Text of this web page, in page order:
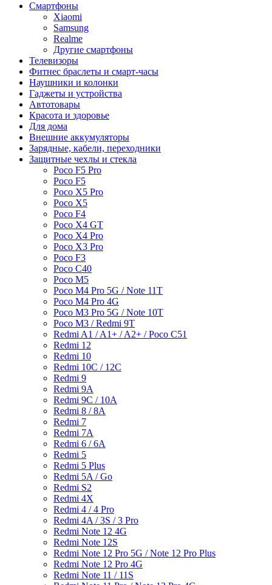
Смартфоны
Xiaomi
Samsung
Realme
Другие смартфоны
Телевизоры
Фитнес браслеты и смарт-часы
Наушники и колонки
Гаджеты и устройства
Автотовары
Красота и здоровье
Для дома
Внешние аккумуляторы
Зарядные, кабели, переходники
Защитные чехлы и стекла
Poco F5 Pro
Poco F5
Poco X5 Pro
Poco X5
Poco F4
Poco X4 GT
Poco X4 Pro
Poco X3 Pro
Poco F3
Poco C40
Poco M5
Poco M4 Pro 5G / Note 11T
Poco M4 Pro 4G
Poco M3 Pro 5G / Note 10T
Poco M3 / Redmi 9T
Redmi A1 / A1+ / A2+ / Poco C51
Redmi 12
Redmi 10
Redmi 10C / 12C
Redmi 9
Redmi 9A
Redmi 9C / 10A
Redmi 8 / 8A
Redmi 7
Redmi 7A
Redmi 6 / 6A
Redmi 5
Redmi 5 Plus
Redmi 5A / Go
Redmi S2
Redmi 4X
Redmi 4 / 4 Pro
Redmi 4A / 3S / 3 Pro
Redmi Note 12 4G
Redmi Note 12S
Redmi Note 12 Pro 5G / Note 12 Pro Plus
Redmi Note 12 Pro 4G
Redmi Note 11 / 11S